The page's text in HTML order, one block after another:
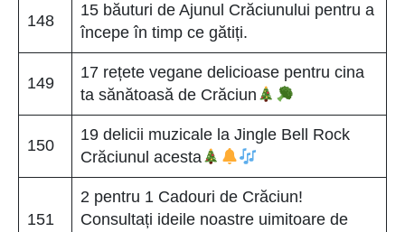
148
15 băuturi de Ajunul Crăciunului pentru a
începe în timp ce gătiți.
149
17 rețete vegane delicioase pentru cina
ta sănătoasă de Crăciun
150
19 delicii muzicale la Jingle Bell Rock
Crăciunul acesta
151
2 pentru 1 Cadouri de Crăciun!
Consultați ideile noastre uimitoare de